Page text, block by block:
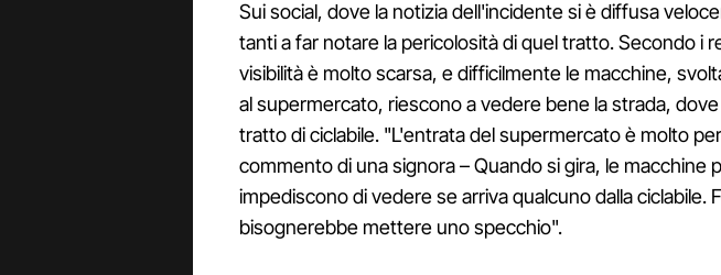
Sui social, dove la notizia dell'incidente si è diffusa
tanti a far notare la pericolosità di quel tratto. Secondo i
visibilità è molto scarsa, e difficilmente le macchine,
al supermercato, riescono a vedere bene la strada,
tratto di ciclabile. "L'entrata del supermercato è molto
commento di una signora – Quando si gira, le macchine
impediscono di vedere se arriva qualcuno dalla ciclabile.
bisognerebbe mettere uno specchio".